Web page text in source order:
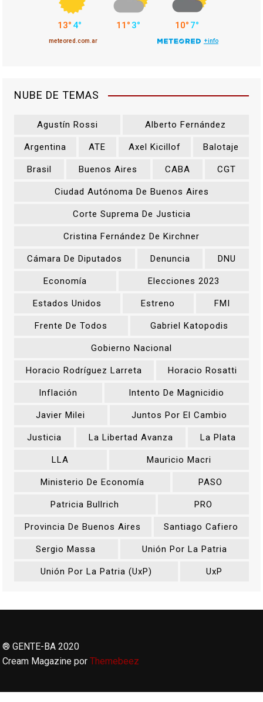
NUBE DE TEMAS
Agustín Rossi Alberto Fernández
Argentina ATE Axel Kicillof Balotaje
Brasil Buenos Aires CABA CGT
Ciudad Autónoma De Buenos Aires
Corte Suprema De Justicia
Cristina Fernández De Kirchner
Cámara De Diputados Denuncia DNU
Economía Elecciones 2023
Estados Unidos Estreno FMI
Frente De Todos Gabriel Katopodis
Gobierno Nacional
Horacio Rodríguez Larreta Horacio Rosatti
Inflación Intento De Magnicidio
Javier Milei Juntos Por El Cambio
Justicia La Libertad Avanza La Plata
LLA Mauricio Macri
Ministerio De Economía PASO
Patricia Bullrich PRO
Provincia De Buenos Aires Santiago Cafiero
Sergio Massa Unión Por La Patria
Unión Por La Patria (UxP) UxP
® GENTE-BA 2020
Cream Magazine porThemebeez